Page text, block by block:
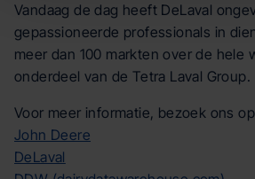
Vandaag de dag heeft DeLaval
gepassioneerde professionals in
meer dan 100 markten over de hele
onderdeel van de Tetra Laval Group.
Voor meer informatie, bezoek ons
John Deere
DeLaval